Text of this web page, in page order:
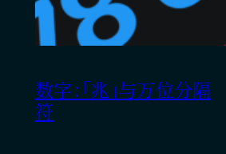
数字：「兆」与万位分隔
符